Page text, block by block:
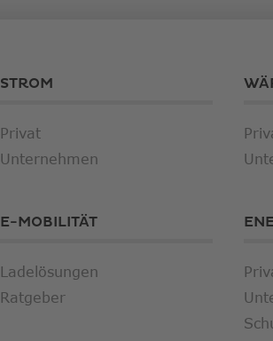
STROM
Privat
Unternehmen
E-MOBILITÄT
Ladelösungen
Ratgeber